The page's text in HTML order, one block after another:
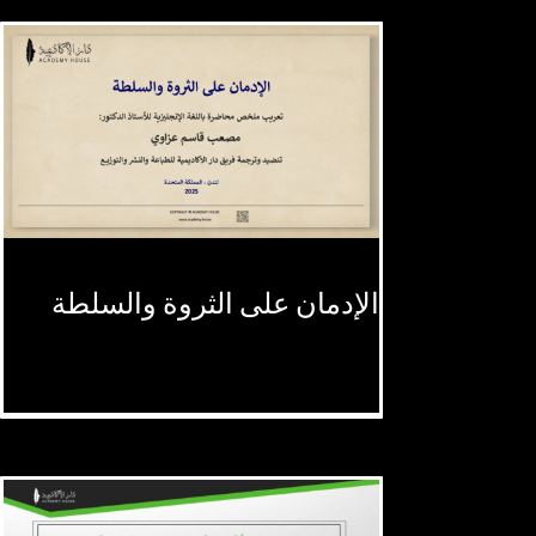
الإدمان على الثروة والسلطة
الإدمان على الثروة والسلطة